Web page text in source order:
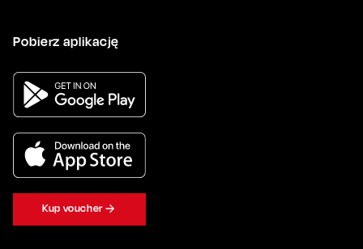
Pobierz aplikację
Kup voucher